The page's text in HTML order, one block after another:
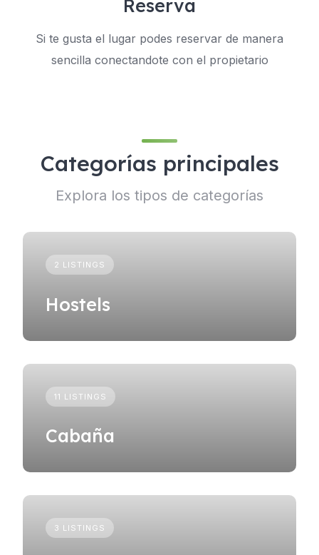
Reserva
Si te gusta el lugar podes reservar de manera
sencilla conectandote con el propietario
Categorías principales
Explora los tipos de categorías
2 LISTINGS
Hostels
11 LISTINGS
Cabaña
3 LISTINGS